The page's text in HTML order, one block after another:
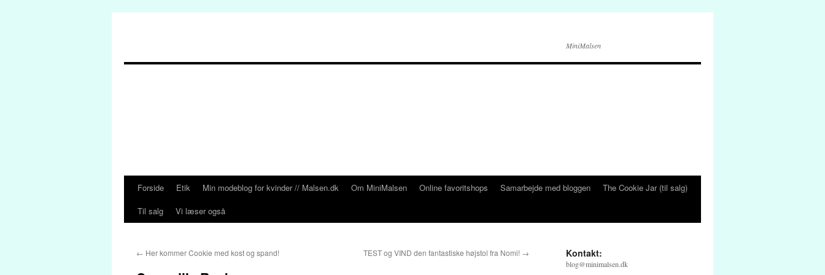
MiniMalsen
HopForside Etik Min modeblog for kvinder // Malsen.dk Om MiniMalsen Online favoritshops Samarbejde med bloggen
The Cookie Jar (til salg)
Til salg
Vi læser også
← Her kommer Cookie med kost og spand! TEST og VIND den fantastiske højstol fra Nomi! → Kontakt:
blog@minimalsen.dk